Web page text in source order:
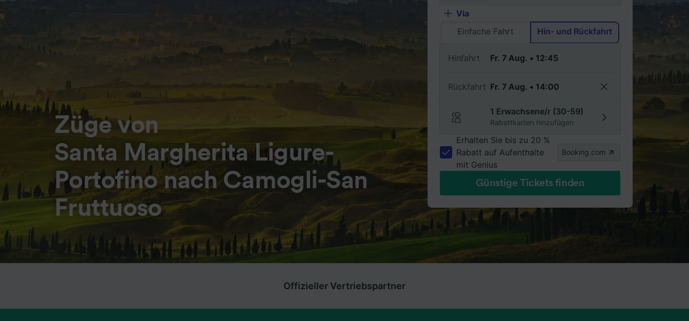
Züge von
Santa Margherita Ligure-
Portofino nach Camogli-San
Fruttuoso
Via
Einfache Fahrt
Hin- und Rückfahrt
Hinfahrt
Rückfahrt
1 Erwachsene/r (30-59)
Rabattkarten hinzufügen
Erhalten Sie bis zu 20 %
Rabatt auf Aufenthalte
mit Genius
Booking.com
Günstige Tickets finden
Offizieller Vertriebspartner